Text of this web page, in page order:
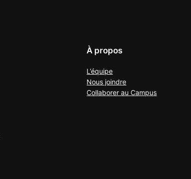
À propos
L’équipe
Nous joindre
Collaborer auCampus